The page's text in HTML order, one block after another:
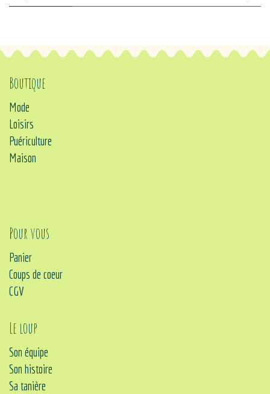
Boutique
Mode
Loisirs
Puériculture
Maison
Pour vous
Panier
Coups de coeur
CGV
Le loup
Son équipe
Son histoire
Sa tanière